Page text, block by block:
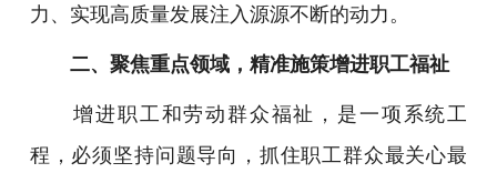
力、实现高质量发展注入源源不断的动力。
二、聚焦重点领域，精准施策增进职工福祉
增进职工和劳动群众福祉，是一项系统工
程，必须坚持问题导向，抓住职工群众最关心最